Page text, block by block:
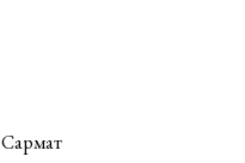
Сармат